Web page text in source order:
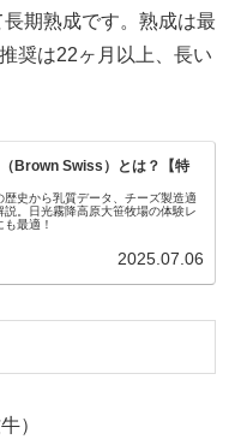
期熟成です。熟成は最
奨は22ヶ月以上、長い
Brown Swiss）とは？【特
歴史から乳質データ、チーズ製造適
説。日光霧降高原大笹牧場の体験レ
最適！
2025.07.06
）